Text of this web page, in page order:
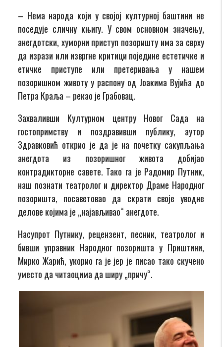
– Нема народа који у својој културној баштини не
поседује сличну књигу. У свом основном значењу,
анегдотски, хуморни приступ позоришту има за сврху
да изрази или извргне критици поједине естетичке и
етичке приступе или претеривања у нашем
позоришном животу у распону од Јоакима Вујића до
Петра Краља – рекао је Грабовац.
Захваливши Културном центру Новог Сада на
гостопримству и поздравивши публику, аутор
Здравковић открио је да је на почетку сакупљања
анегдота из позоришног живота добијао
контрадикторне савете. Тако га је Радомир Путник,
наш познати театролог и директор Драме Народног
позоришта, посаветовао да скрати своје уводне
делове којима је „најављивао“ анегдоте.
Насупрот Путнику, рецензент, песник, театролог и
бивши управник Народног позоришта у Приштини,
Мирко Жарић, укорио га је јер је писао тако скучено
уместо да читаоцима да ширу „причу“.